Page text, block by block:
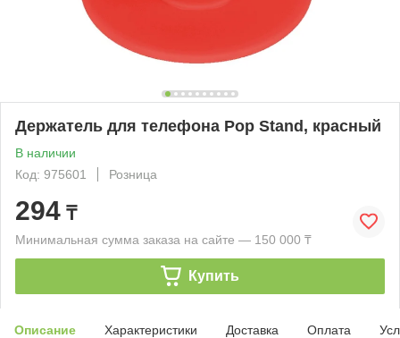
Держатель для телефона Pop Stand, красный
В наличии
Код: 975601
Розница
294 ₸
Минимальная сумма заказа на сайте — 150 000 ₸
Купить
Описание Характеристики Доставка Оплата